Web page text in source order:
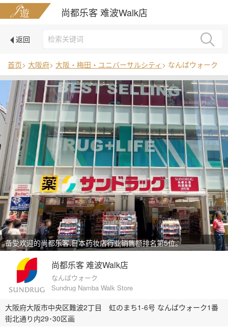
尚都乐客 难波Walk店
返回
首页> 大阪府> 大阪・梅田・ユニバーサルシティ > なんばウォーク
备受欢迎的尚都乐客,日本药妆店行业销售额排名第5位。
尚都乐客 难波Walk店
なんばウォーク
Sundrug Namba Walk Store
大阪府大阪市中央区難波2丁目 虹のまち1-6号 なんばウォーク1番
街北通り内29･30区画